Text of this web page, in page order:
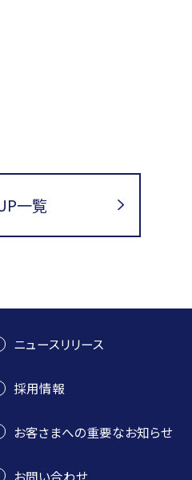
一覧
ニュースリリース
採用情報
お客さまへの重要なお知らせ
お問い合わせ